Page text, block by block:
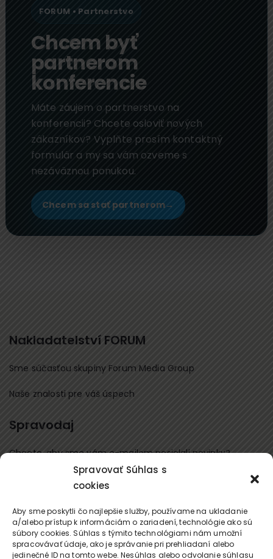
Spravovať Súhlas s
cookies
Aby sme poskytli čo najlepšie služby, používame na ukladanie
a/alebo prístup k informáciám o zariadení, technológie ako sú
súbory cookies. Súhlas s týmito technológiami nám umožní
spracovávať údaje, ako je správanie pri prehliadaní alebo
jedinečné ID na tomto webe. Nesúhlas alebo odvolanie súhlasu
FORUM • Partnerstvo
Chcem byť
partnerom
konferencie
Máte záujem o partnerstvo na
konferencii? Chcete osloviť nových
zákazníkov? Vyplňte prosím kontaktný
formulár a my sa vám ozveme s
nezáväznou ponukou.
Chcem sa stať partnerom→
Nakladatelství FORUM
Sme súčasťou skupiny Forum Media Group
Naše znalosti pre váš úspech
Spravodaj
Chcete, aby sme vám e-mailom posielali novinky?
Prihláste sa na odber
Kontaktujte nás
office@forum-media.sk